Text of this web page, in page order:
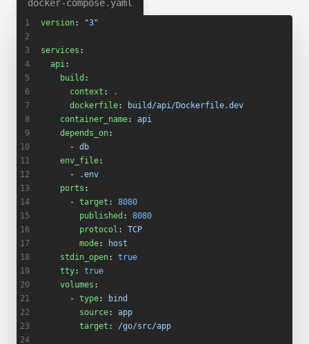
docker-compose.yaml
version: "3"
services :
  api
:
    build
:
      context
:
.
      dockerfile
:
build/api/Dockerfile.dev
    container_name
: api
    depends_on
:
      -
db
    env_file
:
      -
.env
    ports
:
      -
target : 8080
        published
: 8080
        protocol
: TCP
        mode
:
host
    stdin_open
: true
    tty
: true
    volumes
:
      -
type:
bind
        source
: app
        target
: /go/src/app